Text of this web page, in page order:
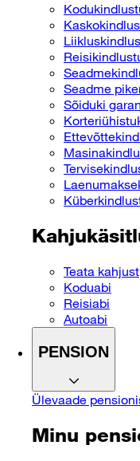
Seadme
Sõiduki
Teata kahjust
Koduabi
Reisiabi
Autoabi
PENSION
Ülevaade
Minu